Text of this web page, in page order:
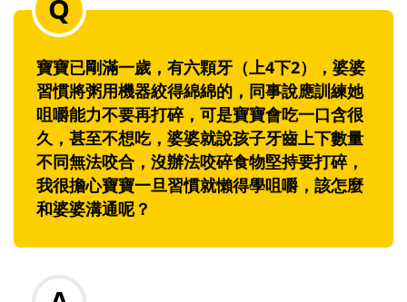
寶寶已剛滿一歲，有六顆牙（上4下2），婆婆
習慣將粥用機器絞得綿綿的，同事說應訓練她
咀嚼能力不要再打碎，可是寶寶會吃一口含很
久，甚至不想吃，婆婆就說孩子牙齒上下數量
不同無法咬合，沒辦法咬碎食物堅持要打碎，
我很擔心寶寶一旦習慣就懶得學咀嚼，該怎麼
和婆婆溝通呢？